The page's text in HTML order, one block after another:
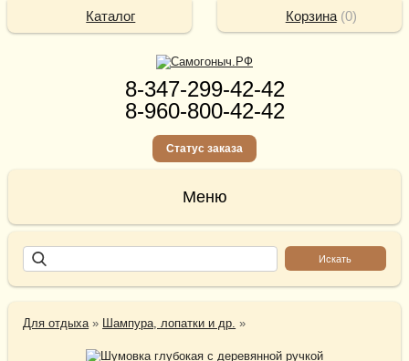
8-347-299-42-42
8-960-800-42-42
Статус заказа
Для отдыха» Шампура, лопатки и др. »
Корзина(0)
Каталог